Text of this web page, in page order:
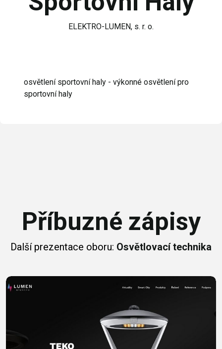
ELEKTRO-LUMEN, s. r. o.
osvětlení sportovní haly - výkonné osvětlení pro
sportovní haly
Příbuzné zápisy
Další prezentace oboru: Osvětlovací technika